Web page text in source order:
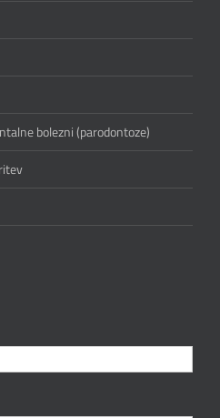
bolezni (parodontoze)